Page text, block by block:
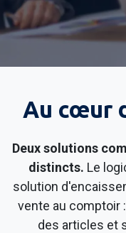
Au cœur
Deux solutions
distincts. Le
solution
vente au comptoir
des articles et